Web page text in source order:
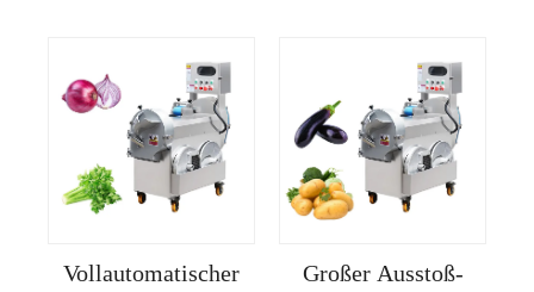
für Kartoffeln,
Zwiebeln, Karotten
Gemüseschneider
Vollautomatischer
Großer Ausstoß-